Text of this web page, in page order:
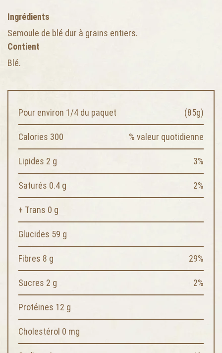
Ingrédients
Semoule de blé dur à grains entiers.
Contient
Blé.
Pour environ 1/4 du paquet (85g)
Calories 300 % valeur quotidienne
Lipides 2 g 3%
Saturés 0.4 g 2%
+ Trans 0 g
Glucides 59 g
Fibres 8 g 29%
Sucres 2 g 2%
Protéines 12 g
Cholestérol 0 mg